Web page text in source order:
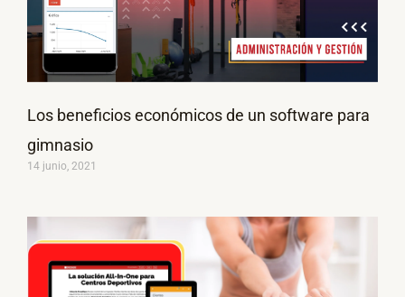
Los beneficios económicos de un software para
gimnasio
14 junio, 2021